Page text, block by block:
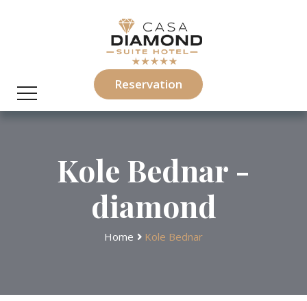
Reservation
Kole Bednar -
diamond
Home Kole Bednar